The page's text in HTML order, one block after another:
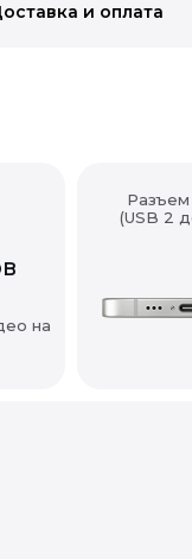
и оплата
на
(USB 2